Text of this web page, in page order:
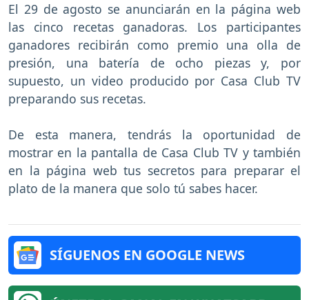
El 29 de agosto se anunciarán en la página web
las cinco recetas ganadoras. Los participantes
ganadores recibirán como premio una olla de
presión, una batería de ocho piezas y, por
supuesto, un video producido por Casa Club TV
preparando sus recetas.
De esta manera, tendrás la oportunidad de
mostrar en la pantalla de Casa Club TV y también
en la página web tus secretos para preparar el
plato de la manera que solo tú sabes hacer.
SÍGUENOS EN GOOGLE NEWS